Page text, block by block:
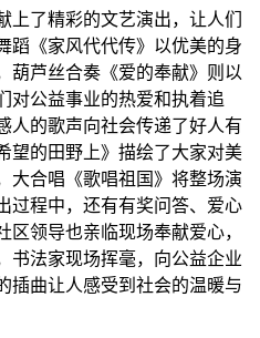
上了精彩的文艺演出，让人们
蹈《家风代代传》以优美的身
葫芦丝合奏《爱的奉献》则以
对公益事业的热爱和执着追
人的歌声向社会传递了好人有
望的田野上》描绘了大家对美
大合唱《歌唱祖国》将整场演
过程中，还有有奖问答、爱心
区领导也亲临现场奉献爱心，
书法家现场挥毫，向公益企业
插曲让人感受到社会的温暖与